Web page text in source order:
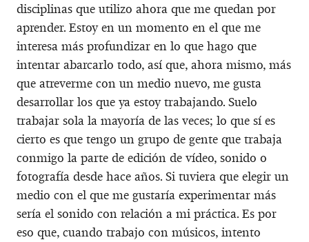
disciplinas que utilizo ahora que me quedan por
aprender. Estoy en un momento en el que me
interesa más profundizar en lo que hago que
intentar abarcarlo todo, así que, ahora mismo, más
que atreverme con un medio nuevo, me gusta
desarrollar los que ya estoy trabajando. Suelo
trabajar sola la mayoría de las veces; lo que sí es
cierto es que tengo un grupo de gente que trabaja
conmigo la parte de edición de vídeo, sonido o
fotografía desde hace años. Si tuviera que elegir un
medio con el que me gustaría experimentar más
sería el sonido con relación a mi práctica. Es por
eso que, cuando trabajo con músicos, intento